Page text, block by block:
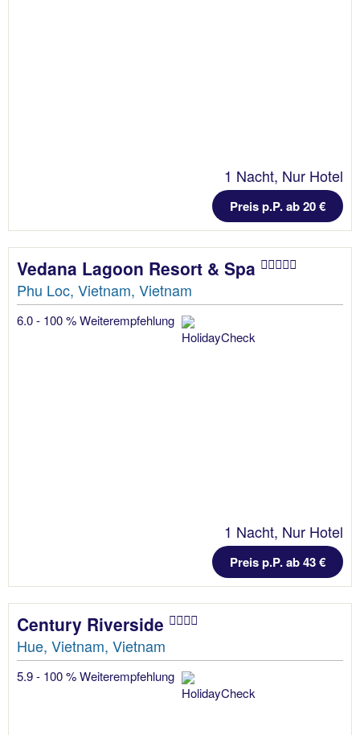
1 Nacht, Nur Hotel
Preis p.P. ab 20 €
Vedana Lagoon Resort & Spa
Phu Loc, Vietnam, Vietnam
6.0 - 100 % Weiterempfehlung
1 Nacht, Nur Hotel
Preis p.P. ab 43 €
Century Riverside
Hue, Vietnam, Vietnam
5.9 - 100 % Weiterempfehlung